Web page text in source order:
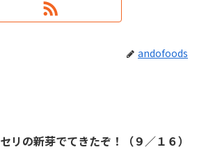
andofoods
セリの新芽でてきたぞ！（９／１６）